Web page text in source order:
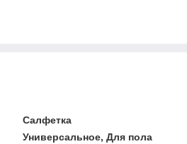
Салфетка
Универсальное, Для пола